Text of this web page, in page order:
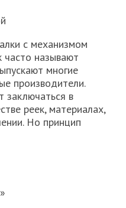
с механизмом
называют
многие
производители.
в
реек, материалах,
Но принцип